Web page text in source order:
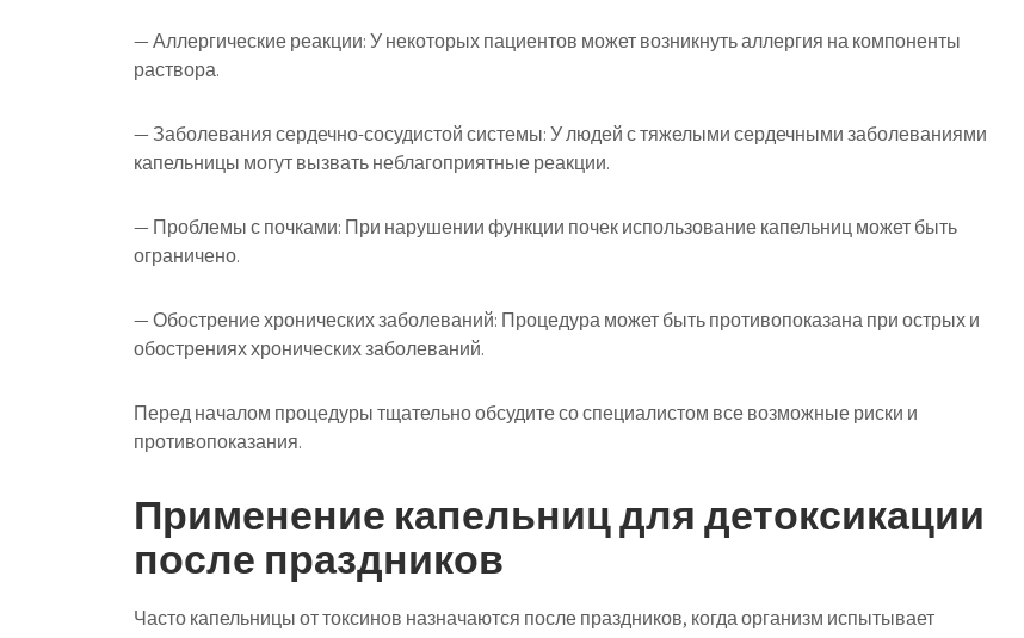
— Аллергические реакции: У некоторых пациентов может возникнуть аллергия на компоненты
раствора.
— Заболевания сердечно-сосудистой системы: У людей с тяжелыми сердечными заболеваниями
капельницы могут вызвать неблагоприятные реакции.
— Проблемы с почками: При нарушении функции почек использование капельниц может быть
ограничено.
— Обострение хронических заболеваний: Процедура может быть противопоказана при острых и
обострениях хронических заболеваний.
Перед началом процедуры тщательно обсудите со специалистом все возможные риски и
противопоказания.
Применение капельниц для детоксикации
после праздников
Часто капельницы от токсинов назначаются после праздников, когда организм испытывает